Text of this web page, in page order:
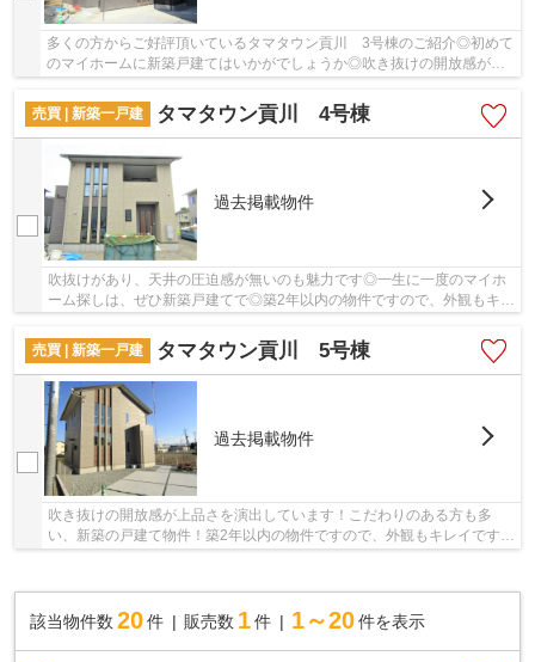
多くの方からご好評頂いているタマタウン貢川 3号棟のご紹介◎初めて
のマイホームに新築戸建てはいかがでしょうか◎吹き抜けの開放感が格
の違いを演出しています◎築2年以内の物件ですの...
売買 | 新築一戸建
タマタウン貢川 4号棟
過去掲載物件
吹抜けがあり、天井の圧迫感が無いのも魅力です◎一生に一度のマイホ
ーム探しは、ぜひ新築戸建てで◎築2年以内の物件ですので、外観もキレ
売買 | 新築一戸建
タマタウン貢川 5号棟
過去掲載物件
吹き抜けの開放感が上品さを演出しています！こだわりのある方も多
い、新築の戸建て物件！築2年以内の物件ですので、外観もキレイです！
該当物件数 20件 販売数 1 件 1～20 件を表示